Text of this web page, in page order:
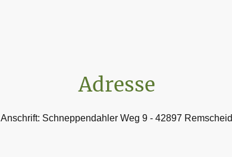
Adresse
Anschrift: Schneppendahler Weg 9 - 42897 Remscheid